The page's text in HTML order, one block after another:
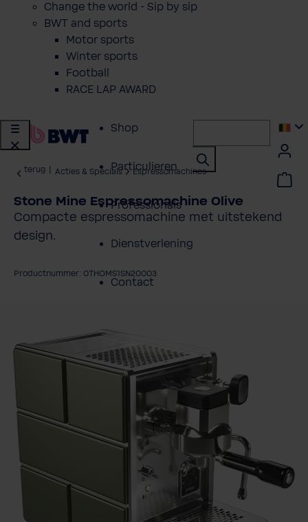
Change the world - Sip by sip
BWT and sports
Motor sports
Winter sports
Football
RACE LAP AWARD
Shop
Particulieren
Professionals
Dienstverlening
Contact
terug Acties & Specials Espressomachines
Stone Mine Espressomachine Olive
Compacte espressomachine met uitstekend
design.
Productnummer: 0THOMS1SN20003